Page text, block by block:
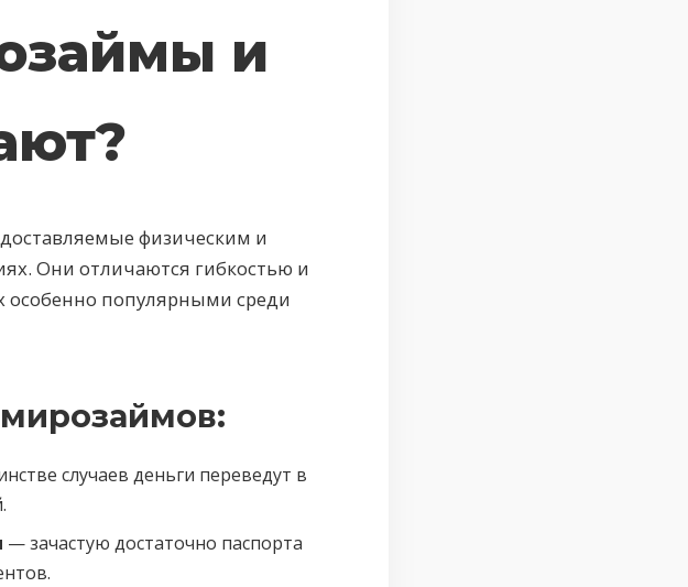
и
физическим и
Они отличаются гибкостью и
особенно популярными среди
случаев деньги переведут в
— зачастую достаточно паспорта